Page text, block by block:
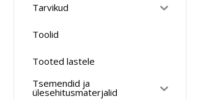
Tarvikud
Toolid
Tooted lastele
Tsemendid ja
ülesehitusmaterjalid